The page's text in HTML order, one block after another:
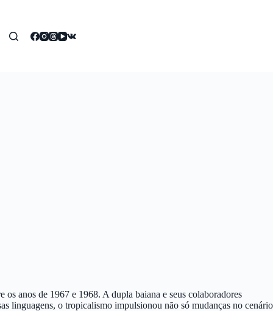
anos de 1967 e 1968. A dupla baiana e seus colaboradores
linguagens, o tropicalismo impulsionou não só mudanças no cenário